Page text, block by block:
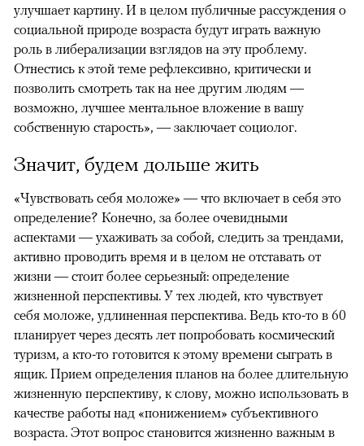
улучшает картину. И в целом публичные рассуждения о
социальной природе возраста будут играть важную
роль в либерализации взглядов на эту проблему.
Отнестись к этой теме рефлексивно, критически и
позволить смотреть так на нее другим людям —
возможно, лучшее ментальное вложение в вашу
собственную старость», — заключает социолог.
Значит, будем дольше жить
«Чувствовать себя моложе» — что включает в себя это
определение? Конечно, за более очевидными
аспектами — ухаживать за собой, следить за трендами,
активно проводить время и в целом не отставать от
жизни — стоит более серьезный: определение
жизненной перспективы. У тех людей, кто чувствует
себя моложе, удлиненная перспектива. Ведь кто-то в 60
планирует через десять лет попробовать космический
туризм, а кто-то готовится к этому времени сыграть в
ящик. Прием определения планов на более длительную
жизненную перспективу, к слову, можно использовать в
качестве работы над «понижением» субъективного
возраста. Этот вопрос становится жизненно важным в